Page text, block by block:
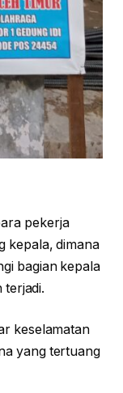
pekerja
kepala, dimana
bagian kepala
terjadi.
keselamatan
yang tertuang